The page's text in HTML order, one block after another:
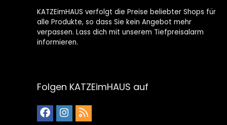
KATZEimHAUS verfolgt die Preise beliebter Shops für
alle Produkte, so dass Sie kein Angebot mehr
verpassen. Lass dich mit unserem Tiefpreisalarm
informieren.
Folgen KATZEimHAUS auf